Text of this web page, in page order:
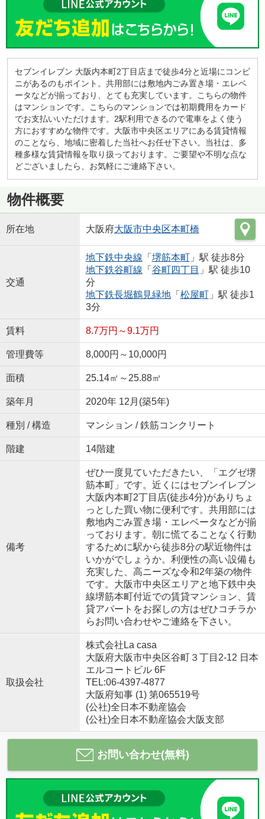
セブンイレブン 大阪内本町2丁目店まで徒歩4分と近場にコンビ
ニがあるのもポイント。共用部には敷地内ごみ置き場・エレベ
ータなどが揃っており、とても充実しています。こちらの物件
はマンションです。こちらのマンションでは初期費用をカード
でお支払いいただけます。2駅利用できるので電車をよく使う
方におすすめな物件です。大阪市中央区エリアにある賃貸情報
のことなら、地域に密着した当社へお任せ下さい。当社は、多
種多様な賃貸情報を取り扱っております。ご要望や不明な点な
どございましたら、お気軽にご連絡下さい。
物件概要
所在地 大阪府大阪市中央区本町橋
交通
地下鉄中央線 「 堺筋本町」駅 徒歩8分
地下鉄谷町線 「 谷町四丁目 」駅 徒歩10
分
地下鉄長堀鶴見緑地「 松屋町」駅 徒歩1
3分
賃料 8.7万円～9.1万円
管理費等 8,000円～10,000円
面積 25.14㎡～25.88㎡
築年月 2020年 12月(築5年)
種別 / 構造 マンション / 鉄筋コンクリート
階建 14階建
備考
ぜひ一度見ていただきたい、「エグゼ堺
筋本町」です。近くにはセブンイレブン
大阪内本町2丁目店(徒歩4分)がありちょ
っとした買い物に便利です。共用部には
敷地内ごみ置き場・エレベータなどが揃
っております。朝に慌てることなく行動
するために駅から徒歩8分の駅近物件は
いかがでしょうか。利便性の高い設備も
充実した、高ニーズな令和2年築の物件
です。大阪市中央区エリアと地下鉄中央
線堺筋本町付近での賃貸マンション、賃
貸アパートをお探しの方はぜひコチラか
らお問い合わせやご連絡を下さい。
取扱会社
株式会社La casa
大阪府大阪市中央区谷町３丁目2-12 日本
エルコートビル 6F
TEL:06-4397-4877
大阪府知事 (1) 第065519号
(公社)全日本不動産協会
(公社)全日本不動産協会大阪支部
お問い合わせ(無料)